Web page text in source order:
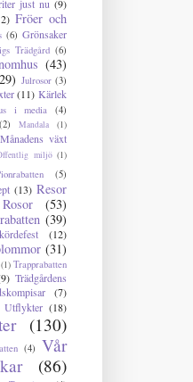
just nu (9)
Fröer och
(6) Grönsaker
Trädgård (6)
(43)
Julrosor (3)
(11) Kärlek
i media
(4)
(2) Mandala (1)
Månadens växt
miljö (1)
(5)
(13) Resor
Rosor
(53)
(39)
(12)
(31)
(1) Trapprabatten
Trädgårdens
(7)
Utflykter (18)
(130)
(4) Vår
(86)